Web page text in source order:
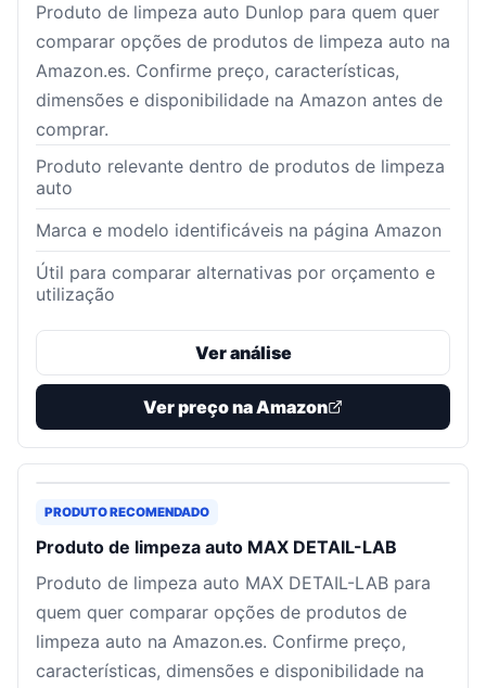
Produto de limpeza auto Dunlop para quem quer
comparar opções de produtos de limpeza auto na
Amazon.es. Confirme preço, características,
dimensões e disponibilidade na Amazon antes de
comprar.
Produto relevante dentro de produtos de limpeza
auto
Marca e modelo identificáveis na página Amazon
Útil para comparar alternativas por orçamento e
utilização
Ver análise
Ver preço na Amazon
PRODUTO RECOMENDADO
Produto de limpeza auto MAX DETAIL-LAB
Produto de limpeza auto MAX DETAIL-LAB para
quem quer comparar opções de produtos de
limpeza auto na Amazon.es. Confirme preço,
características, dimensões e disponibilidade na